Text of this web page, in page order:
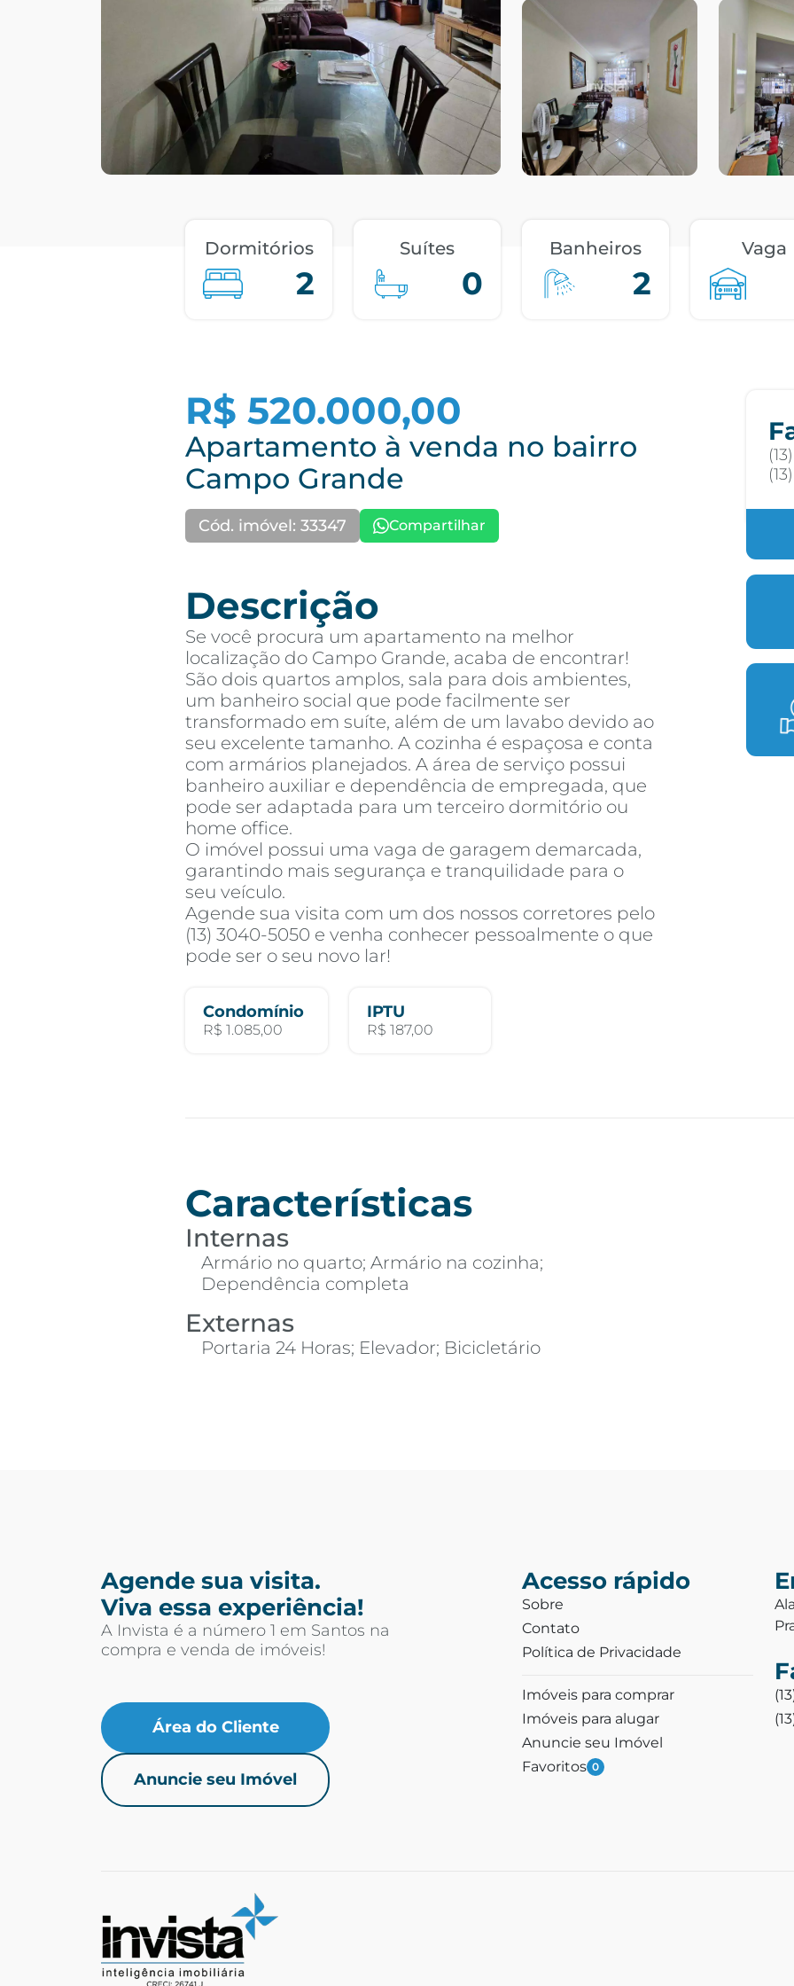
Dormitórios
2
Suítes
0
Banheiros
2
Vaga
R$ 520.000,00
Apartamento à venda no bairro
Campo Grande
Cód. imóvel: 33347 Compartilhar
Descrição
Se você procura um apartamento na melhor
localização do Campo Grande, acaba de encontrar!
São dois quartos amplos, sala para dois ambientes,
um banheiro social que pode facilmente ser
transformado em suíte, além de um lavabo devido ao
seu excelente tamanho. A cozinha é espaçosa e conta
com armários planejados. A área de serviço possui
banheiro auxiliar e dependência de empregada, que
pode ser adaptada para um terceiro dormitório ou
home office.
O imóvel possui uma vaga de garagem demarcada,
garantindo mais segurança e tranquilidade para o
seu veículo.
Agende sua visita com um dos nossos corretores pelo
(13) 3040-5050 e venha conhecer pessoalmente o que
pode ser o seu novo lar!
Condomínio
R$ 1.085,00
IPTU
R$ 187,00
Características
Internas
Armário no quarto; Armário na cozinha;
Dependência completa
Externas
Portaria 24 Horas; Elevador; Bicicletário
Agende sua visita.
Viva essa experiência!
A Invista é a número 1 em Santos na
compra e venda de imóveis!
Área do Cliente
Anuncie seu Imóvel
Acesso rápido
Sobre
Contato
Política de Privacidade
Imóveis para comprar
Imóveis para alugar
Anuncie seu Imóvel
Favoritos 0